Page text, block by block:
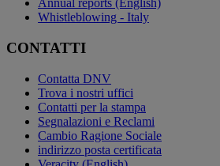
Annual reports (English)
Whistleblowing - Italy
CONTATTI
Contatta DNV
Trova i nostri uffici
Contatti per la stampa
Segnalazioni e Reclami
Cambio Ragione Sociale
indirizzo posta certificata